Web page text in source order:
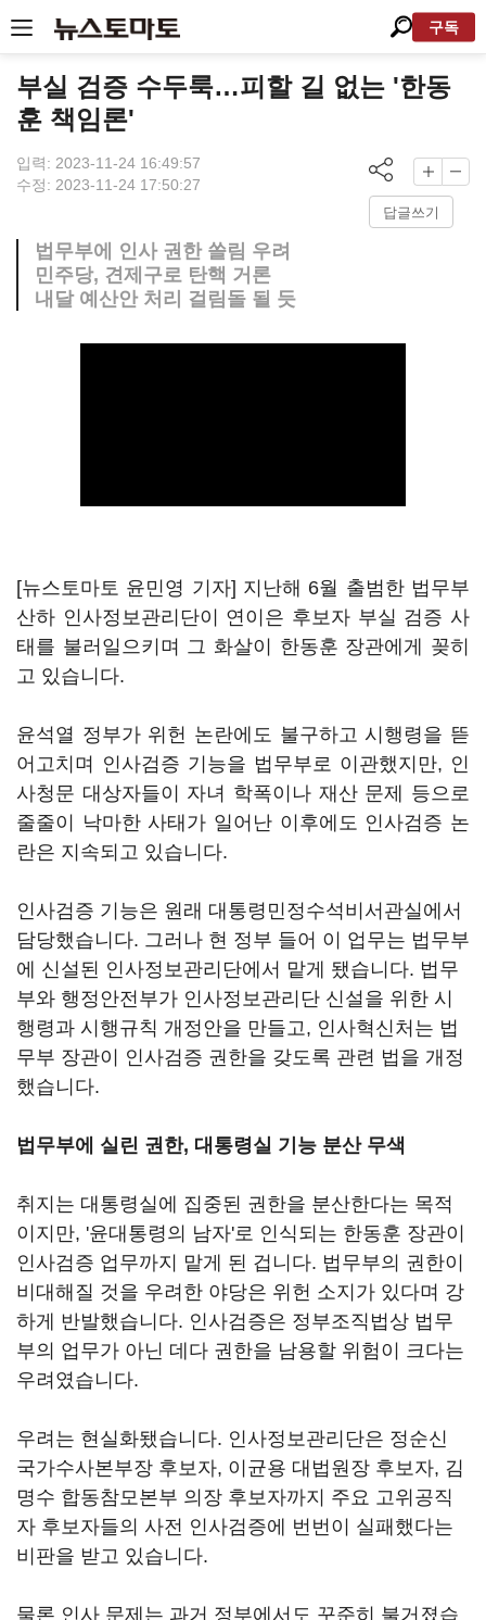
구독
부실 검증 수두룩…피할 길 없는 '한동
훈 책임론'
입력: 2023-11-24 16:49:57
수정: 2023-11-24 17:50:27
답글쓰기
법무부에 인사 권한 쏠림 우려
민주당, 견제구로 탄핵 거론
내달 예산안 처리 걸림돌 될 듯
[뉴스토마토 윤민영 기자] 지난해 6월 출범한 법무부
산하 인사정보관리단이 연이은 후보자 부실 검증 사
태를 불러일으키며 그 화살이 한동훈 장관에게 꽂히
고 있습니다.
윤석열 정부가 위헌 논란에도 불구하고 시행령을 뜯
어고치며 인사검증 기능을 법무부로 이관했지만, 인
사청문 대상자들이 자녀 학폭이나 재산 문제 등으로
줄줄이 낙마한 사태가 일어난 이후에도 인사검증 논
란은 지속되고 있습니다.
인사검증 기능은 원래 대통령민정수석비서관실에서
담당했습니다. 그러나 현 정부 들어 이 업무는 법무부
에 신설된 인사정보관리단에서 맡게 됐습니다. 법무
부와 행정안전부가 인사정보관리단 신설을 위한 시
행령과 시행규칙 개정안을 만들고, 인사혁신처는 법
무부 장관이 인사검증 권한을 갖도록 관련 법을 개정
했습니다.
법무부에 실린 권한, 대통령실 기능 분산 무색
취지는 대통령실에 집중된 권한을 분산한다는 목적
이지만, '윤대통령의 남자'로 인식되는 한동훈 장관이
인사검증 업무까지 맡게 된 겁니다. 법무부의 권한이
비대해질 것을 우려한 야당은 위헌 소지가 있다며 강
하게 반발했습니다. 인사검증은 정부조직법상 법무
부의 업무가 아닌 데다 권한을 남용할 위험이 크다는
우려였습니다.
우려는 현실화됐습니다. 인사정보관리단은 정순신
국가수사본부장 후보자, 이균용 대법원장 후보자, 김
명수 합동참모본부 의장 후보자까지 주요 고위공직
자 후보자들의 사전 인사검증에 번번이 실패했다는
비판을 받고 있습니다.
물론 인사 문제는 과거 정부에서도 꾸준히 불거졌습